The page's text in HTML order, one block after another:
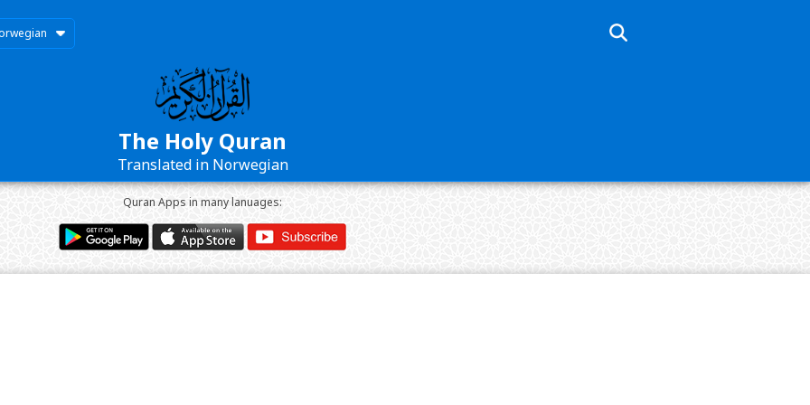
The Holy Quran
Translated in Norwegian
Quran Apps in many lanuages: